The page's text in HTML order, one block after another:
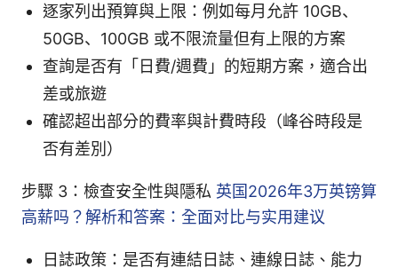
逐家列出預算與上限：例如每月允許 10GB、
50GB、100GB 或不限流量但有上限的方案
查詢是否有「日費/週費」的短期方案，適合出
差或旅遊
確認超出部分的費率與計費時段（峰谷時段是
否有差別）
步驟 3：檢查安全性與隱私 英国2026年3万英镑算
高薪吗？解析和答案：全面对比与实用建议
日誌政策：是否有連結日誌、連線日誌、能力